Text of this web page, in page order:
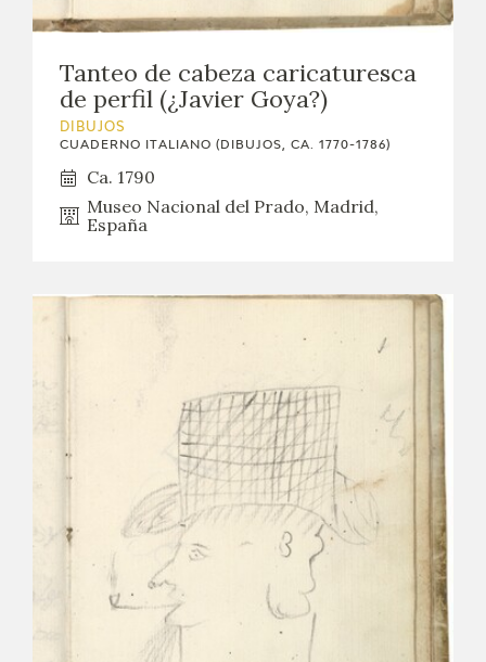
Tanteo de cabeza caricaturesca
de perfil (¿Javier Goya?)
DIBUJOS
CUADERNO ITALIANO (DIBUJOS, CA. 1770-1786)
Ca. 1790
Museo Nacional del Prado, Madrid,
España